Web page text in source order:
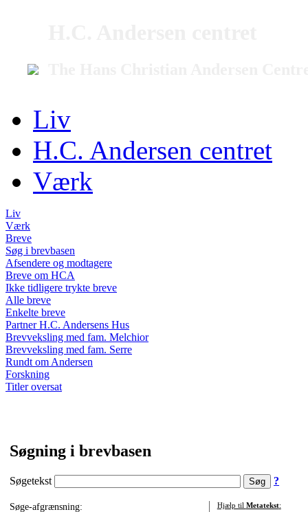
Liv
H.C. Andersen centret
Værk
Liv
Værk
Breve
Søg i brevbasen
Afsendere og modtagere
Breve om HCA
Ikke tidligere trykte breve
Alle breve
Enkelte breve
Partner H.C. Andersens Hus
Brevveksling med fam. Melchior
Brevveksling med fam. Serre
Rundt om Andersen
Forskning
Titler oversat
Søgning i brevbasen
Søgetekst ?
Søge-afgrænsning:
Hjælp til Metatekst: